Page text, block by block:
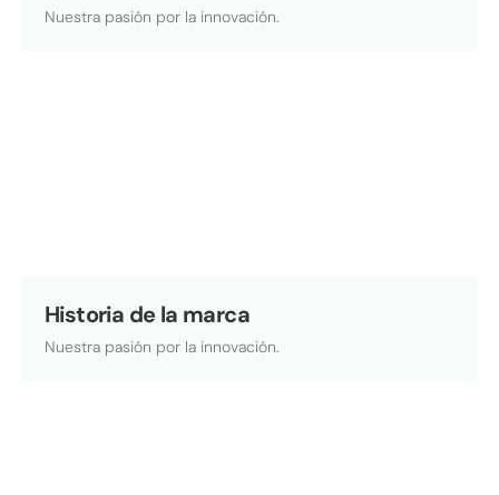
Nuestra pasión por la innovación.
Historia de la marca
Nuestra pasión por la innovación.